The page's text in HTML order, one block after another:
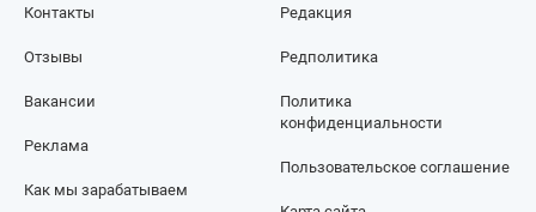
Контакты
Отзывы
Редакция
Редполитика
Вакансии
Реклама
Как мы зарабатываем
Политика
конфиденциальности
Пользовательское соглашение